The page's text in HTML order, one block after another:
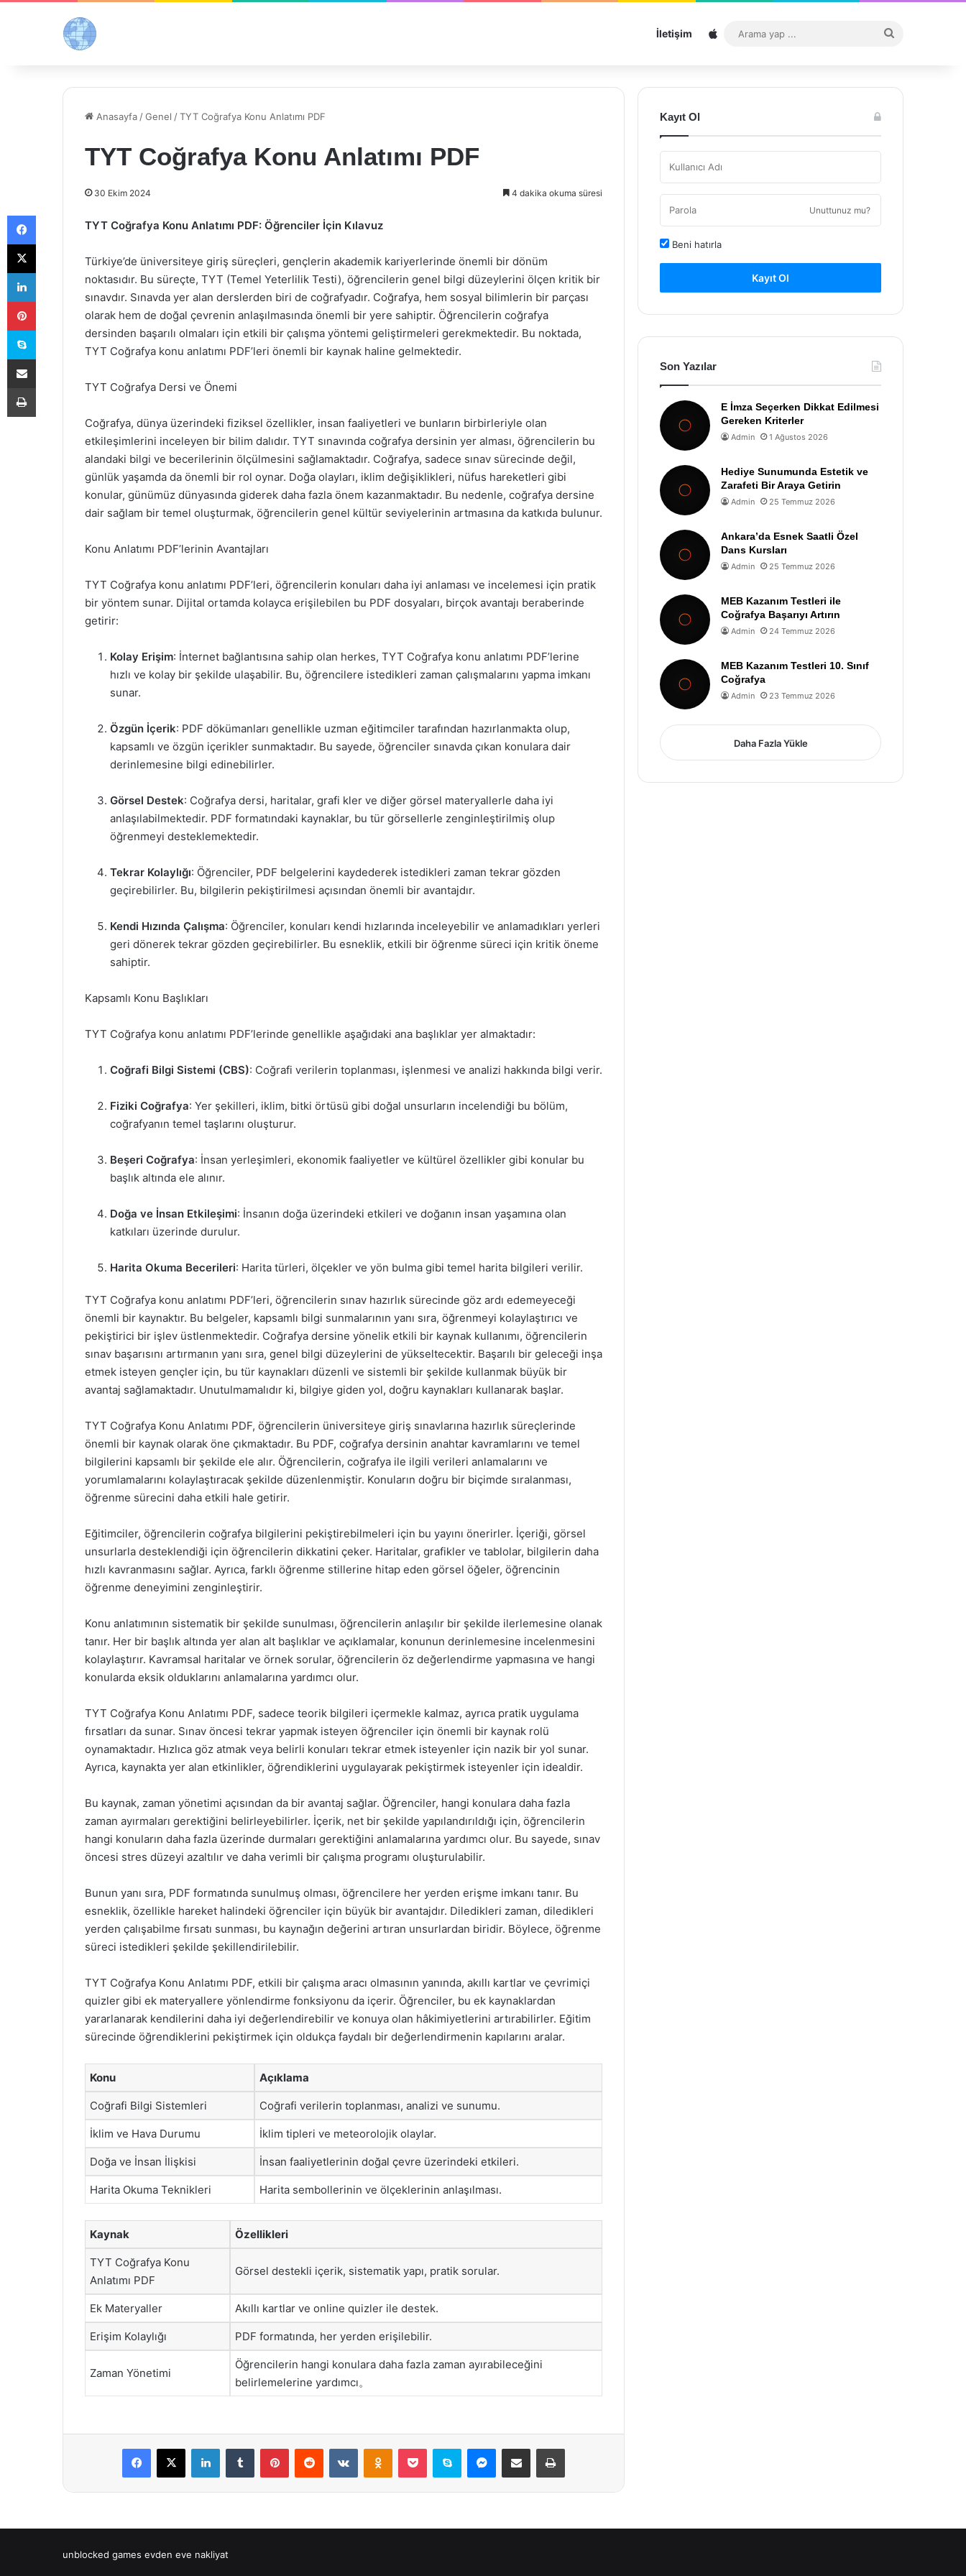
İletişim Sitemap
...
Anasayfa /Genel /TYT Coğrafya Konu Anlatımı PDF
TYT Coğrafya Konu Anlatımı PDF
30 Ekim 2024 4 dakika okuma süresi
TYT Coğrafya Konu Anlatımı PDF: Öğrenciler İçin Kılavuz
Türkiye’de üniversiteye giriş süreçleri, gençlerin akademik kariyerlerinde önemli bir dönüm
noktasıdır. Bu süreçte, TYT (Temel Yeterlilik Testi), öğrencilerin genel bilgi düzeylerini ölçen kritik bir
sınavdır. Sınavda yer alan derslerden biri de coğrafyadır. Coğrafya, hem sosyal bilimlerin bir parçası
olarak hem de doğal çevrenin anlaşılmasında önemli bir yere sahiptir. Öğrencilerin coğrafya
dersinden başarılı olmaları için etkili bir çalışma yöntemi geliştirmeleri gerekmektedir. Bu noktada,
TYT Coğrafya konu anlatımı PDF’leri önemli bir kaynak haline gelmektedir.
TYT Coğrafya Dersi ve Önemi
Coğrafya, dünya üzerindeki fiziksel özellikler, insan faaliyetleri ve bunların birbirleriyle olan
etkileşimlerini inceleyen bir bilim dalıdır. TYT sınavında coğrafya dersinin yer alması, öğrencilerin bu
alandaki bilgi ve becerilerinin ölçülmesini sağlamaktadır. Coğrafya, sadece sınav sürecinde değil,
günlük yaşamda da önemli bir rol oynar. Doğa olayları, iklim değişiklikleri, nüfus hareketleri gibi
konular, günümüz dünyasında giderek daha fazla önem kazanmaktadır. Bu nedenle, coğrafya dersine
dair sağlam bir temel oluşturmak, öğrencilerin genel kültür seviyelerinin artmasına da katkıda bulunur.
Konu Anlatımı PDF’lerinin Avantajları
TYT Coğrafya konu anlatımı PDF’leri, öğrencilerin konuları daha iyi anlaması ve incelemesi için pratik
bir yöntem sunar. Dijital ortamda kolayca erişilebilen bu PDF dosyaları, birçok avantajı beraberinde
getirir:
Kolay Erişim: İnternet bağlantısına sahip olan herkes, TYT Coğrafya konu anlatımı PDF’lerine
hızlı ve kolay bir şekilde ulaşabilir. Bu, öğrencilere istedikleri zaman çalışmalarını yapma imkanı
sunar.
Özgün İçerik: PDF dökümanları genellikle uzman eğitimciler tarafından hazırlanmakta olup,
kapsamlı ve özgün içerikler sunmaktadır. Bu sayede, öğrenciler sınavda çıkan konulara dair
derinlemesine bilgi edinebilirler.
Görsel Destek: Coğrafya dersi, haritalar, grafi kler ve diğer görsel materyallerle daha iyi
anlaşılabilmektedir. PDF formatındaki kaynaklar, bu tür görsellerle zenginleştirilmiş olup
öğrenmeyi desteklemektedir.
Tekrar Kolaylığı: Öğrenciler, PDF belgelerini kaydederek istedikleri zaman tekrar gözden
geçirebilirler. Bu, bilgilerin pekiştirilmesi açısından önemli bir avantajdır.
Kendi Hızında Çalışma: Öğrenciler, konuları kendi hızlarında inceleyebilir ve anlamadıkları yerleri
geri dönerek tekrar gözden geçirebilirler. Bu esneklik, etkili bir öğrenme süreci için kritik öneme
sahiptir.
Kapsamlı Konu Başlıkları
TYT Coğrafya konu anlatımı PDF’lerinde genellikle aşağıdaki ana başlıklar yer almaktadır:
Coğrafi Bilgi Sistemi (CBS): Coğrafi verilerin toplanması, işlenmesi ve analizi hakkında bilgi verir.
Fiziki Coğrafya: Yer şekilleri, iklim, bitki örtüsü gibi doğal unsurların incelendiği bu bölüm,
coğrafyanın temel taşlarını oluşturur.
Beşeri Coğrafya: İnsan yerleşimleri, ekonomik faaliyetler ve kültürel özellikler gibi konular bu
başlık altında ele alınır.
Doğa ve İnsan Etkileşimi: İnsanın doğa üzerindeki etkileri ve doğanın insan yaşamına olan
katkıları üzerinde durulur.
Harita Okuma Becerileri: Harita türleri, ölçekler ve yön bulma gibi temel harita bilgileri verilir.
TYT Coğrafya konu anlatımı PDF’leri, öğrencilerin sınav hazırlık sürecinde göz ardı edemeyeceği
önemli bir kaynaktır. Bu belgeler, kapsamlı bilgi sunmalarının yanı sıra, öğrenmeyi kolaylaştırıcı ve
pekiştirici bir işlev üstlenmektedir. Coğrafya dersine yönelik etkili bir kaynak kullanımı, öğrencilerin
sınav başarısını artırmanın yanı sıra, genel bilgi düzeylerini de yükseltecektir. Başarılı bir geleceği inşa
etmek isteyen gençler için, bu tür kaynakları düzenli ve sistemli bir şekilde kullanmak büyük bir
avantaj sağlamaktadır. Unutulmamalıdır ki, bilgiye giden yol, doğru kaynakları kullanarak başlar.
TYT Coğrafya Konu Anlatımı PDF, öğrencilerin üniversiteye giriş sınavlarına hazırlık süreçlerinde
önemli bir kaynak olarak öne çıkmaktadır. Bu PDF, coğrafya dersinin anahtar kavramlarını ve temel
bilgilerini kapsamlı bir şekilde ele alır. Öğrencilerin, coğrafya ile ilgili verileri anlamalarını ve
yorumlamalarını kolaylaştıracak şekilde düzenlenmiştir. Konuların doğru bir biçimde sıralanması,
öğrenme sürecini daha etkili hale getirir.
Eğitimciler, öğrencilerin coğrafya bilgilerini pekiştirebilmeleri için bu yayını önerirler. İçeriği, görsel
unsurlarla desteklendiği için öğrencilerin dikkatini çeker. Haritalar, grafikler ve tablolar, bilgilerin daha
hızlı kavranmasını sağlar. Ayrıca, farklı öğrenme stillerine hitap eden görsel öğeler, öğrencinin
öğrenme deneyimini zenginleştirir.
Konu anlatımının sistematik bir şekilde sunulması, öğrencilerin anlaşılır bir şekilde ilerlemesine olanak
tanır. Her bir başlık altında yer alan alt başlıklar ve açıklamalar, konunun derinlemesine incelenmesini
kolaylaştırır. Kavramsal haritalar ve örnek sorular, öğrencilerin öz değerlendirme yapmasına ve hangi
konularda eksik olduklarını anlamalarına yardımcı olur.
TYT Coğrafya Konu Anlatımı PDF, sadece teorik bilgileri içermekle kalmaz, ayrıca pratik uygulama
fırsatları da sunar. Sınav öncesi tekrar yapmak isteyen öğrenciler için önemli bir kaynak rolü
oynamaktadır. Hızlıca göz atmak veya belirli konuları tekrar etmek isteyenler için nazik bir yol sunar.
Ayrıca, kaynakta yer alan etkinlikler, öğrendiklerini uygulayarak pekiştirmek isteyenler için idealdir.
Bu kaynak, zaman yönetimi açısından da bir avantaj sağlar. Öğrenciler, hangi konulara daha fazla
zaman ayırmaları gerektiğini belirleyebilirler. İçerik, net bir şekilde yapılandırıldığı için, öğrencilerin
hangi konuların daha fazla üzerinde durmaları gerektiğini anlamalarına yardımcı olur. Bu sayede, sınav
öncesi stres düzeyi azaltılır ve daha verimli bir çalışma programı oluşturulabilir.
Bunun yanı sıra, PDF formatında sunulmuş olması, öğrencilere her yerden erişme imkanı tanır. Bu
esneklik, özellikle hareket halindeki öğrenciler için büyük bir avantajdır. Diledikleri zaman, diledikleri
yerden çalışabilme fırsatı sunması, bu kaynağın değerini artıran unsurlardan biridir. Böylece, öğrenme
süreci istedikleri şekilde şekillendirilebilir.
TYT Coğrafya Konu Anlatımı PDF, etkili bir çalışma aracı olmasının yanında, akıllı kartlar ve çevrimiçi
quizler gibi ek materyallere yönlendirme fonksiyonu da içerir. Öğrenciler, bu ek kaynaklardan
yararlanarak kendilerini daha iyi değerlendirebilir ve konuya olan hâkimiyetlerini artırabilirler. Eğitim
sürecinde öğrendiklerini pekiştirmek için oldukça faydalı bir değerlendirmenin kapılarını aralar.
Konu Açıklama
Coğrafi Bilgi Sistemleri Coğrafi verilerin toplanması, analizi ve sunumu.
İklim ve Hava Durumu İklim tipleri ve meteorolojik olaylar.
Doğa ve İnsan İlişkisi İnsan faaliyetlerinin doğal çevre üzerindeki etkileri.
Harita Okuma Teknikleri Harita sembollerinin ve ölçeklerinin anlaşılması.
Kaynak Özellikleri
TYT Coğrafya Konu
Anlatımı PDF
Görsel destekli içerik, sistematik yapı, pratik sorular.
Ek Materyaller Akıllı kartlar ve online quizler ile destek.
Erişim Kolaylığı PDF formatında, her yerden erişilebilir.
Zaman Yönetimi
Öğrencilerin hangi konulara daha fazla zaman ayırabileceğini
belirlemelerine yardımcı。
Facebook
X LinkedInTumblr PinterestReddit VKontakteOdnoklassniki
Pocket Skype Messenger
E-Posta ile paylaş Yazdır
Kayıt Ol
Unuttunuz mu?
Beni hatırla
Kayıt Ol
Son Yazılar
E İmza Seçerken Dikkat Edilmesi
Gereken Kriterler
Admin 1 Ağustos 2026
Hediye Sunumunda Estetik ve
Zarafeti Bir Araya Getirin
Admin 25 Temmuz 2026
Ankara’da Esnek Saatli Özel
Dans Kursları
Admin 25 Temmuz 2026
MEB Kazanım Testleri ile
Coğrafya Başarıyı Artırın
Admin 24 Temmuz 2026
MEB Kazanım Testleri 10. Sınıf
Coğrafya
Admin 23 Temmuz 2026
Daha Fazla Yükle
unblocked games evden eve nakliyat
Facebook
X
LinkedIn
Pinterest
Skype
E-Posta ile paylaş